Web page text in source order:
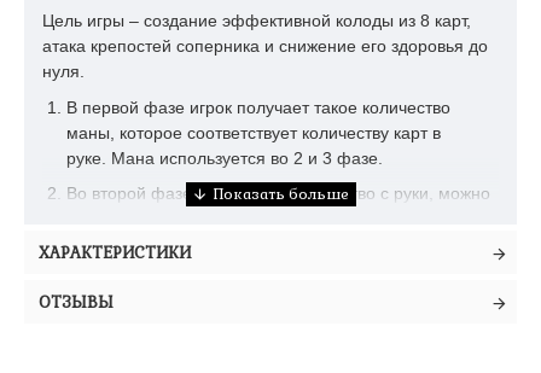
Цель игры – создание эффективной колоды из 8 карт,
атака крепостей соперника и снижение его здоровья до
нуля.
В первой фазе игрок получает такое количество
маны, которое соответствует количеству карт в
руке. Мана используется во 2 и 3 фазе.
Во второй фазе, разыгрывая существо с руки, можно
не учитываются). Разыгранные
остальных существ.
ХАРАКТЕРИСТИКИ
ОТЗЫВЫ